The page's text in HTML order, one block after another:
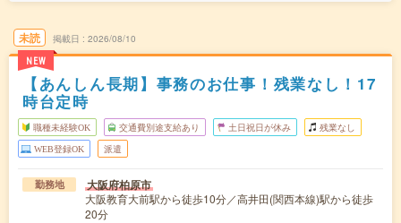
未読
NEW
掲載日 2026/08/10
【あんしん長期】事務のお仕事！残業なし！17
時台定時
職種未経験OK 交通費別途支給あり 土日祝日が休み 残業なし
WEB登録OK 派遣
勤務地 大阪府柏原市
大阪教育大前駅から徒歩10分／高井田(関西本線)駅から徒歩
20分